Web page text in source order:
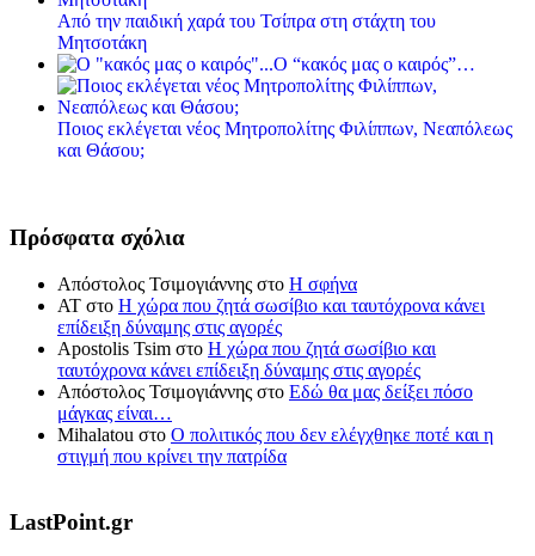
Από την παιδική χαρά του Τσίπρα στη στάχτη του
Μητσοτάκη
Ο “κακός μας ο καιρός”…
Ποιος εκλέγεται νέος Μητροπολίτης Φιλίππων, Νεαπόλεως
και Θάσου;
Πρόσφατα σχόλια
Απόστολος Τσιμογιάννης στο Η σφήνα
ΑΤ στο Η χώρα που ζητά σωσίβιο και ταυτόχρονα κάνει
επίδειξη δύναμης στις αγορές
Apostolis Tsim στο Η χώρα που ζητά σωσίβιο και
ταυτόχρονα κάνει επίδειξη δύναμης στις αγορές
Απόστολος Τσιμογιάννης στο Εδώ θα μας δείξει πόσο
μάγκας είναι…
Mihalatou στο Ο πολιτικός που δεν ελέγχθηκε ποτέ και η
στιγμή που κρίνει την πατρίδα
LastPoint.gr